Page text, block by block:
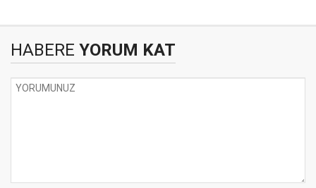
HABERE YORUM KAT